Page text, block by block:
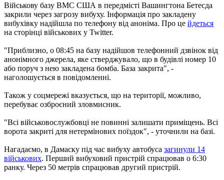
Військову базу ВМС США в передмісті Вашингтона Бетесда
закрили через загрозу вибуху. Інформація про закладену
вибухівку надійшла по телефону від аноніма. Про це йдеться
на сторінці військових у Twitter.
"Приблизно, о 08:45 на базу надійшов телефонний дзвінок від
анонімного джерела, яке стверджувало, що в будівлі номер 10
або поруч з нею закладена бомба. База закрита", -
наголошується в повідомленні.
Також у соцмережі вказується, що на території, можливо,
перебуває озброєний зловмисник.
"Всі військовослужбовці не повинні залишати приміщень. Всі
ворота закриті для нетермінових поїздок", - уточнили на базі.
Нагадаємо, в Дамаску під час вибуху автобуса загинули 14
військових. Перший вибуховий пристрій спрацював о 6:30
ранку. Через 50 метрів спрацював другий пристрій.